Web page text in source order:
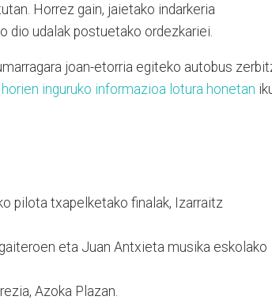
Horrez gain, jaietako indarkeria
dio udalak postuetako ordezkariei.
joan-etorria egiteko autobus
inguruko informazioa lotura honetan
pilota txapelketako finalak, Izarraitz
eta Juan Antxieta musika eskolako
Azoka Plazan.